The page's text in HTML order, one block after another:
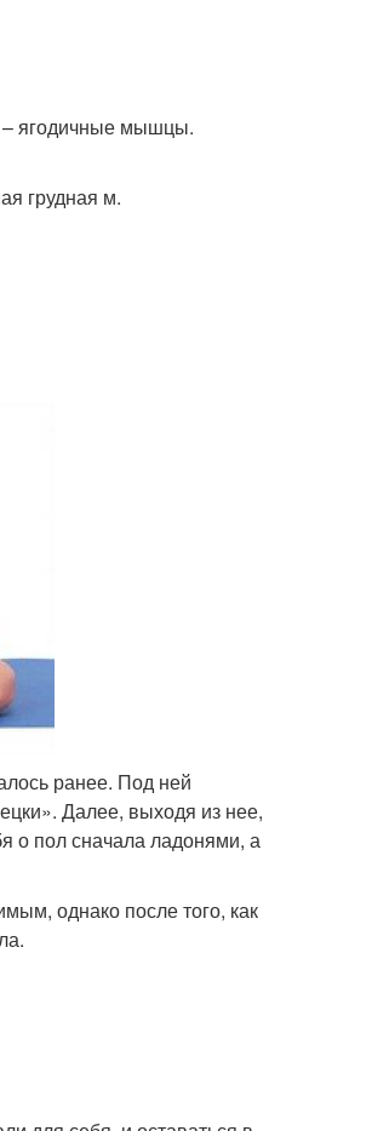
– ягодичные мышцы.
грудная м.
ранее. Под ней
Далее, выходя из нее,
о пол сначала ладонями, а
однако после того, как